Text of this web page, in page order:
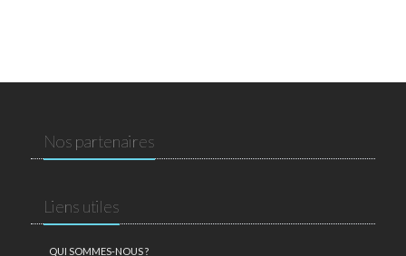
Nos partenaires
Liens utiles
QUI SOMMES-NOUS ?